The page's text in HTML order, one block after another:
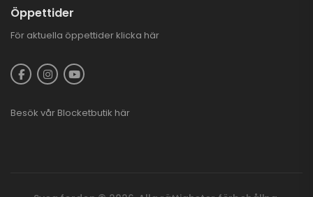
Öppettider
För aktuella öppettider klicka här
Besök vår Blocketbutik här